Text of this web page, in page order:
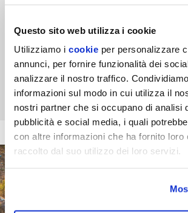
Questo sito web utilizza i cookie
Utilizziamo i cookie per personalizzare
annunci, per fornire funzionalità dei
analizzare il nostro traffico.
informazioni sul modo in cui utilizza il
nostri partner che si occupano di analisi
pubblicità e social media, i quali
con altre informazioni che ha fornito loro
raccolto dal suo utilizzo dei loro servizi.